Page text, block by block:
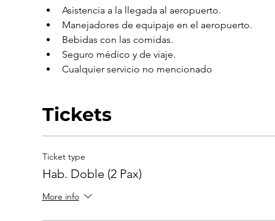
Asistencia a la llegada al aeropuerto.
Manejadores de equipaje en el aeropuerto.
Bebidas con las comidas.
Seguro médico y de viaje.
Cualquier servicio no mencionado
Tickets
Ticket type
Hab. Doble (2 Pax)
More info